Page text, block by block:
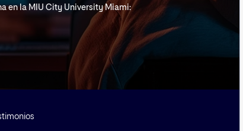
en la MIU City University Miami: